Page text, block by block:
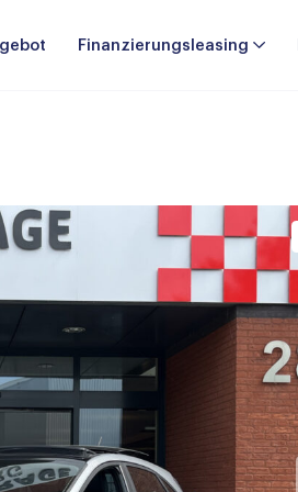
Finanzierungsleasing